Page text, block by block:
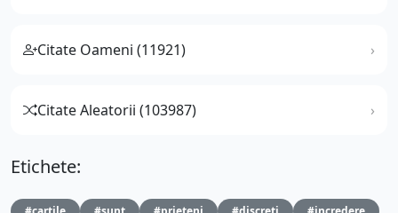
Citate Oameni (11921)
Citate Aleatorii (103987)
Etichete: